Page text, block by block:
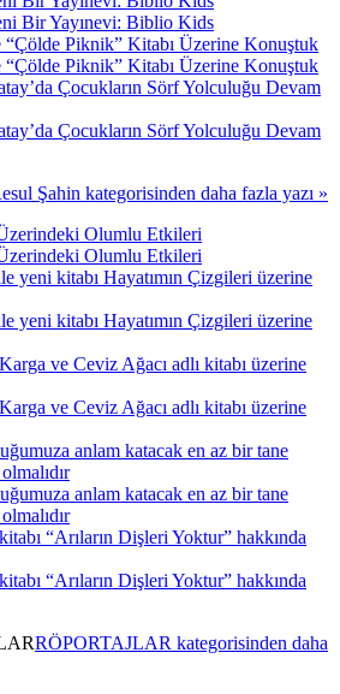
Bir Yayınevi: Biblio Kids
Piknik” Kitabı Üzerine Konuştuk
Piknik” Kitabı Üzerine Konuştuk
Çocukların Sörf Yolculuğu Devam
Çocukların Sörf Yolculuğu Devam
Şahin kategorisinden daha fazla yazı »
Olumlu Etkileri
Olumlu Etkileri
yeni kitabı Hayatımın Çizgileri üzerine
yeni kitabı Hayatımın Çizgileri üzerine
ve Ceviz Ağacı adlı kitabı üzerine
ve Ceviz Ağacı adlı kitabı üzerine
anlam katacak en az bir tane
anlam katacak en az bir tane
“Arıların Dişleri Yoktur” hakkında
“Arıların Dişleri Yoktur” hakkında
RÖPORTAJLAR kategorisinden daha